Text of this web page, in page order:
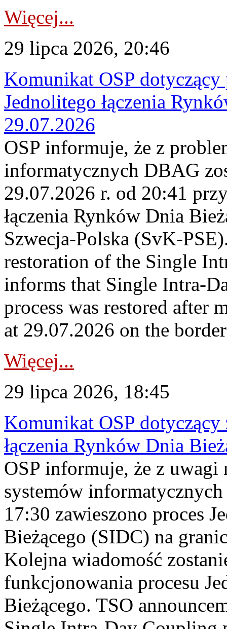
Więcej...
29 lipca 2026, 20:46
Komunikat OSP
Jednolitego łączenia
29.07.2026
OSP informuje, że z
informatycznych DBAG
29.07.2026 r. od 20:41
łączenia Rynków Dnia
Szwecja-Polska (SvK-
restoration of the Single
informs that Single Intra-
process was restored after
at 29.07.2026 on the
Więcej...
29 lipca 2026, 18:45
Komunikat OSP dotyczący
łączenia Rynków Dnia
OSP informuje, że z uwagi
systemów
17:30 zawieszono proces
Bieżącego (SIDC) na
Kolejna wiadomość
funkcjonowania procesu
Bieżącego. TSO